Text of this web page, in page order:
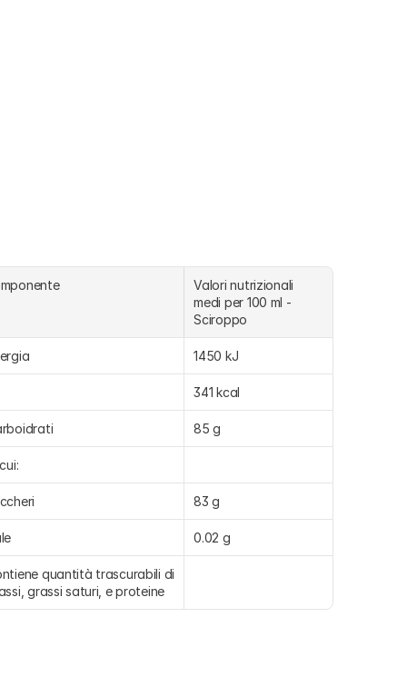
Valori nutrizionali
medi per 100 ml -
Sciroppo
1450 kJ
341 kcal
85 g
83 g
0.02 g
quantità trascurabili di
grassi saturi, e proteine